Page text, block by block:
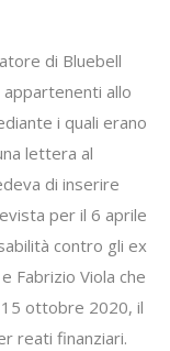
di Bluebell
allo
i quali erano
lettera al
di inserire
per il 6 aprile
contro gli ex
Fabrizio Viola che
ottobre 2020, il
reati finanziari.